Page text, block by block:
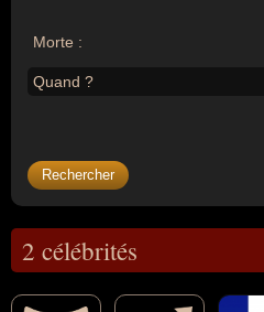
Morte :
Quand ?
2 célébrités